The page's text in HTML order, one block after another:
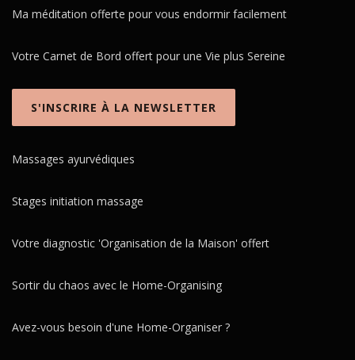
o
d
s
t
c
e
Ma méditation offerte pour vous endormir facilement
Votre Carnet de Bord offert pour une Vie plus Sereine
S'INSCRIRE À LA NEWSLETTER
Massages ayurvédiques
Stages initiation massage
Votre diagnostic 'Organisation de la Maison' offert
Sortir du chaos avec le Home-Organising
Avez-vous besoin d'une Home-Organiser ?